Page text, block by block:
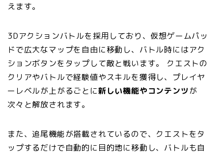
えます。
3Dアクションバトルを採用しており、仮想ゲームパッ
ドで広大なマップを自由に移動し、バトル時にはアク
ションボタンをタップして敵と戦います。 クエストの
クリアやバトルで経験値やスキルを獲得し、プレイヤ
ーレベルが上がるごとに新しい機能やコンテンツが
次々と解放されます。
また、追尾機能が搭載されているので、クエストをタ
ップするだけで自動的に目的地に移動し、バトルも自